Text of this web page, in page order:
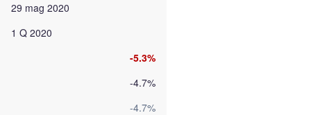
29 mag 2020
1 Q 2020
-5.3%
-4.7%
-4.7%